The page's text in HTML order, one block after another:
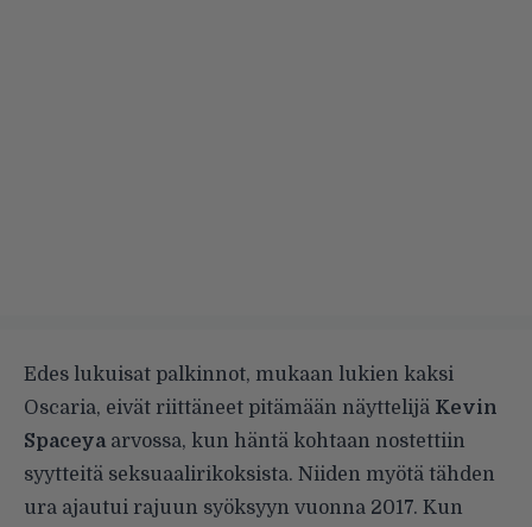
Edes lukuisat palkinnot, mukaan lukien kaksi
Oscaria, eivät riittäneet pitämään näyttelijä Kevin
Spaceyaarvossa, kun häntä kohtaan nostettiin
syytteitä seksuaalirikoksista. Niiden myötä tähden
ura ajautui rajuun syöksyyn vuonna 2017. Kun